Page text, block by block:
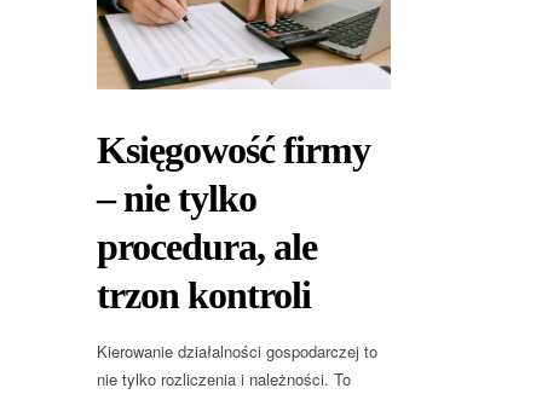
Księgowość firmy
– nie tylko
procedura, ale
trzon kontroli
Kierowanie działalności gospodarczej to
nie tylko rozliczenia i należności. To